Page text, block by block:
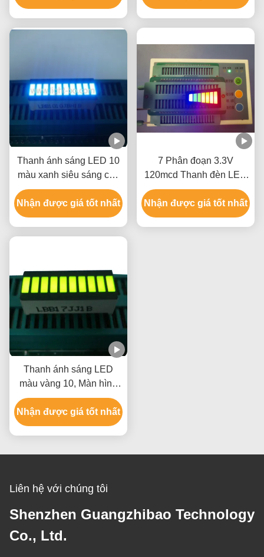
nguồn điện
Thanh ánh sáng LED 10
màu xanh siêu sáng cho
chỉ báo bảng điều khiển
thiết bị
Nhận được giá tốt nhất
7 Phân đoạn 3.3V
120mcd Thanh đèn LED
hình thang cực dương
chung
Nhận được giá tốt nhất
Thanh ánh sáng LED
màu vàng 10, Màn hình
Led 10 phân đoạn lớn
25,4 x 10,1 x 7,9mm
Nhận được giá tốt nhất
Liên hệ với chúng tôi
Shenzhen Guangzhibao Technology
Co., Ltd.